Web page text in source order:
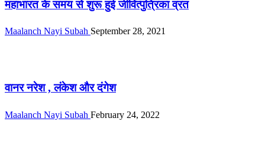
महाभारत के समय से शुरू हुई जीवित्पुत्रिका व्रत
Maalanch Nayi Subah September 28, 2021
वानर नरेश , लंकेश और दंगेश
Maalanch Nayi Subah February 24, 2022